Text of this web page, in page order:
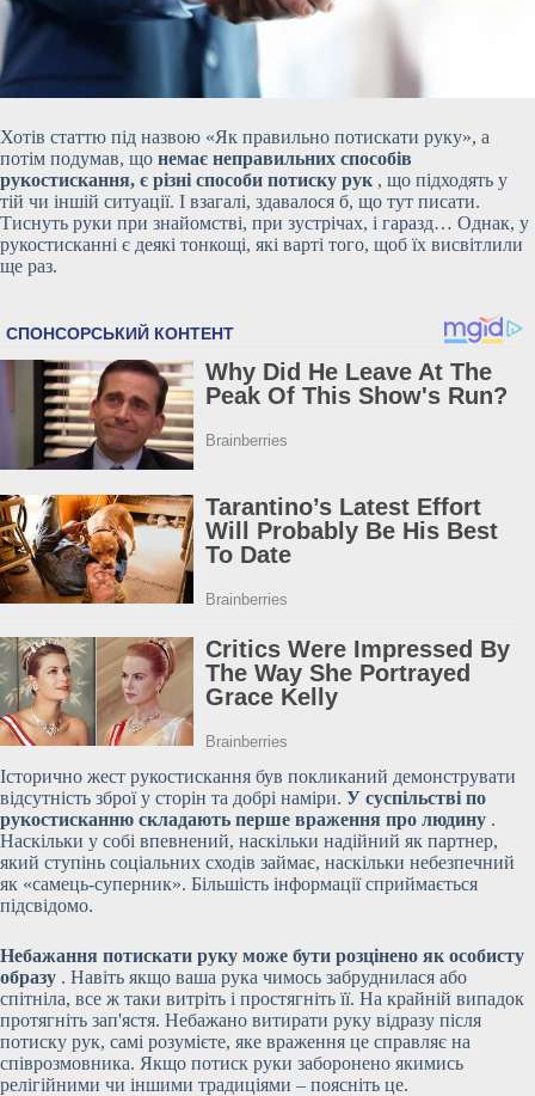
Хотів статтю під назвою «Як правильно потискати руку», а
потім подумав, що немає неправильних способів
рукостискання, є різні способи потиску рук , що підходять у
тій чи іншій ситуації. І взагалі, здавалося б, що тут писати.
Тиснуть руки при знайомстві, при зустрічах, і гаразд… Однак, у
рукостисканні є деякі тонкощі, які варті того, щоб їх висвітлили
ще раз.
Історично жест рукостискання був покликаний демонструвати
відсутність зброї у сторін та добрі наміри. У суспільстві по
рукостисканню складають перше враження про людину .
Наскільки у собі впевнений, наскільки надійний як партнер,
який ступінь соціальних сходів займає, наскільки небезпечний
як «самець-суперник». Більшість інформації сприймається
підсвідомо.
Небажання потискати руку може бути розцінено як особисту
образу . Навіть якщо ваша рука чимось забруднилася або
спітніла, все ж таки витріть і простягніть її. На крайній випадок
протягніть зап'ястя. Небажано витирати руку відразу після
потиску рук, самі розумієте, яке враження це справляє на
співрозмовника. Якщо потиск руки заборонено якимись
релігійними чи іншими традиціями – поясніть це.